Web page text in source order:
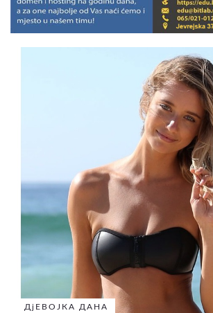
ДјЕВОЈКА ДАНА